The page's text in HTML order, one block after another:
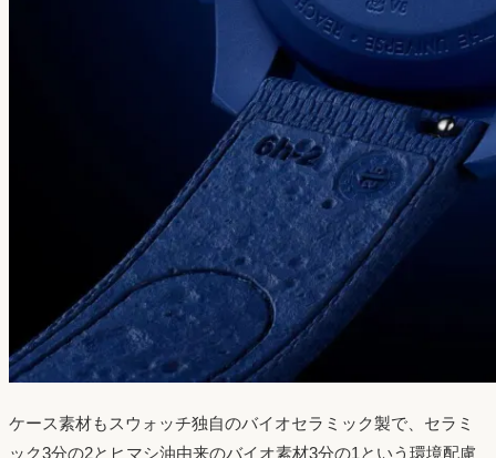
ケース素材もスウォッチ独自のバイオセラミック製で、セラミ
ック3分の2とヒマシ油由来のバイオ素材3分の1という環境配慮